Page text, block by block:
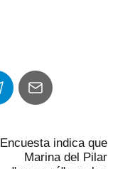
Encuesta indica que
Marina del Pilar